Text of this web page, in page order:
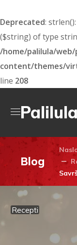
Deprecated:
($string) of type
/home/palilula/
content/themes/
line 208
Blog
Recepti